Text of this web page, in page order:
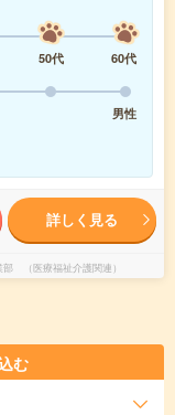
50代
60代
男性
詳しく見る
（医療福祉介護関連）
む